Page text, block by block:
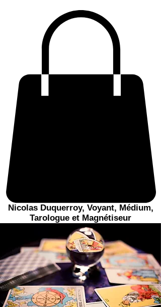
Nicolas Duquerroy, Voyant, Médium,
Tarologue et Magnétiseur